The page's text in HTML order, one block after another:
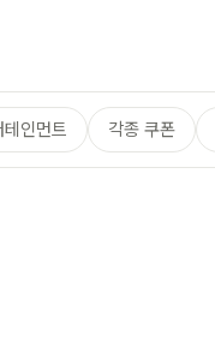
테인먼트 각종 쿠폰